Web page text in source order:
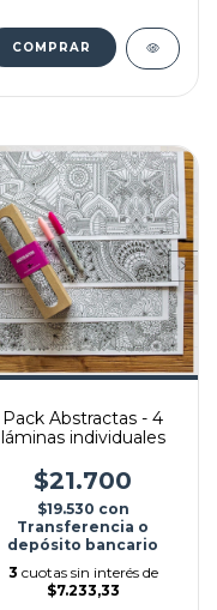
Pack Abstractas - 4
láminas individuales
$21.700
$19.530 con
Transferencia o
depósito bancario
3 cuotas sin interés de
$7.233,33